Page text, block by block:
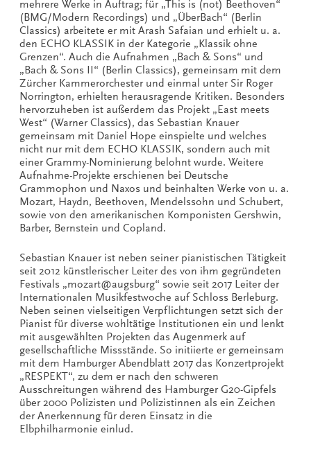
mehrere Werke in Auftrag; für „This is (not) Beethoven“
(BMG/Modern Recordings) und „ÜberBach“ (Berlin
Classics) arbeitete er mit Arash Safaian und erhielt u. a.
den ECHO KLASSIK in der Kategorie „Klassik ohne
Grenzen“. Auch die Aufnahmen „Bach & Sons“ und
„Bach & Sons II“ (Berlin Classics), gemeinsam mit dem
Zürcher Kammerorchester und einmal unter Sir Roger
Norrington, erhielten herausragende Kritiken. Besonders
hervorzuheben ist außerdem das Projekt „East meets
West“ (Warner Classics), das Sebastian Knauer
gemeinsam mit Daniel Hope einspielte und welches
nicht nur mit dem ECHO KLASSIK, sondern auch mit
einer Grammy-Nominierung belohnt wurde. Weitere
Aufnahme-Projekte erschienen bei Deutsche
Grammophon und Naxos und beinhalten Werke von u. a.
Mozart, Haydn, Beethoven, Mendelssohn und Schubert,
sowie von den amerikanischen Komponisten Gershwin,
Barber, Bernstein und Copland.
Sebastian Knauer ist neben seiner pianistischen Tätigkeit
seit 2012 künstlerischer Leiter des von ihm gegründeten
Festivals „mozart@augsburg“ sowie seit 2017 Leiter der
Internationalen Musikfestwoche auf Schloss Berleburg.
Neben seinen vielseitigen Verpflichtungen setzt sich der
Pianist für diverse wohltätige Institutionen ein und lenkt
mit ausgewählten Projekten das Augenmerk auf
gesellschaftliche Missstände. So initiierte er gemeinsam
mit dem Hamburger Abendblatt 2017 das Konzertprojekt
„RESPEKT“, zu dem er nach den schweren
Ausschreitungen während des Hamburger G20-Gipfels
über 2000 Polizisten und Polizistinnen als ein Zeichen
der Anerkennung für deren Einsatz in die
Elbphilharmonie einlud.